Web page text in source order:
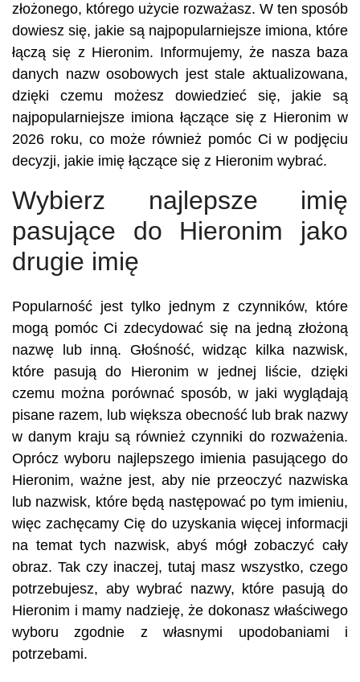
złożonego, którego użycie rozważasz. W ten sposób
dowiesz się, jakie są najpopularniejsze imiona, które
łączą się z Hieronim. Informujemy, że nasza baza
danych nazw osobowych jest stale aktualizowana,
dzięki czemu możesz dowiedzieć się, jakie są
najpopularniejsze imiona łączące się z Hieronim w
2026 roku, co może również pomóc Ci w podjęciu
decyzji, jakie imię łączące się z Hieronim wybrać.
Wybierz najlepsze imię
pasujące do Hieronim jako
drugie imię
Popularność jest tylko jednym z czynników, które
mogą pomóc Ci zdecydować się na jedną złożoną
nazwę lub inną. Głośność, widząc kilka nazwisk,
które pasują do Hieronim w jednej liście, dzięki
czemu można porównać sposób, w jaki wyglądają
pisane razem, lub większa obecność lub brak nazwy
w danym kraju są również czynniki do rozważenia.
Oprócz wyboru najlepszego imienia pasującego do
Hieronim, ważne jest, aby nie przeoczyć nazwiska
lub nazwisk, które będą następować po tym imieniu,
więc zachęcamy Cię do uzyskania więcej informacji
na temat tych nazwisk, abyś mógł zobaczyć cały
obraz. Tak czy inaczej, tutaj masz wszystko, czego
potrzebujesz, aby wybrać nazwy, które pasują do
Hieronim i mamy nadzieję, że dokonasz właściwego
wyboru zgodnie z własnymi upodobaniami i
potrzebami.